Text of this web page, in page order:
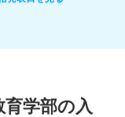
学部の入